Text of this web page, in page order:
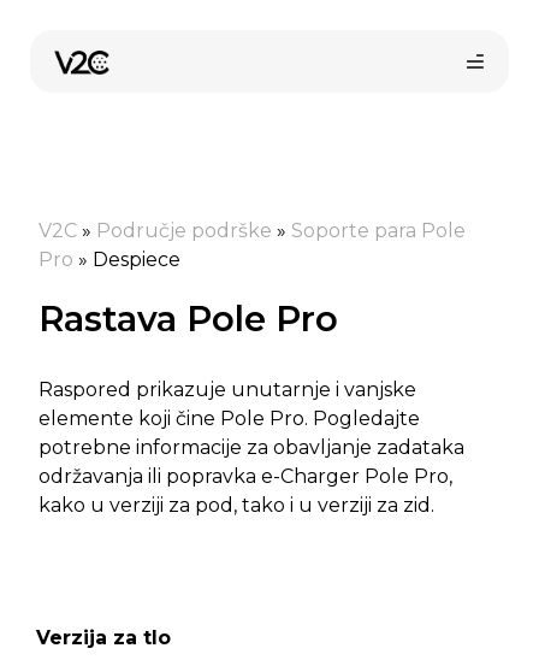
sadržaj
Kupi online
V2C » Područje podrške » Soporte para Pole
Pro » Despiece
Rastava Pole Pro
Raspored prikazuje unutarnje i vanjske
elemente koji čine Pole Pro. Pogledajte
potrebne informacije za obavljanje zadataka
održavanja ili popravka e-Charger Pole Pro,
kako u verziji za pod, tako i u verziji za zid.
Verzija za tlo